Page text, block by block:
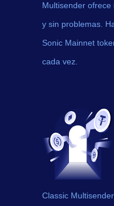
Multisender
y sin problemas.
Sonic Mainnet
cada vez.
Classic